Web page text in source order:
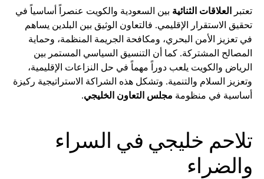
تعتبر العلاقات الثنائية بين السعودية والكويت عنصراً أساسياً في
تحقيق الاستقرار الإقليمي. فالتعاون الوثيق بين البلدين يساهم
في تعزيز الأمن البحري، ومكافحة الجريمة المنظمة، وحماية
المصالح المشتركة. كما أن التنسيق السياسي المستمر بين
الرياض والكويت يلعب دوراً مهماً في حل النزاعات الإقليمية،
وتعزيز السلام والتنمية. وتشكل هذه الشراكة الاستراتيجية ركيزة
أساسية في منظومة مجلس التعاون الخليجي.
تلاحم خليجي في السراء
والضراء